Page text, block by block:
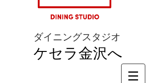
ダイニングスタジオ
ケセラ金沢へ